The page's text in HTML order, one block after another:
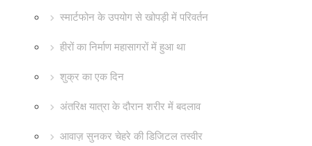
स्मार्टफोन के उपयोग से खोपड़ी में परिवर्तन
हीरों का निर्माण महासागरों में हुआ था
शुक्र का एक दिन
अंतरिक्ष यात्रा के दौरान शरीर में बदलाव
आवाज़ सुनकर चेहरे की डिजिटल तस्वीर